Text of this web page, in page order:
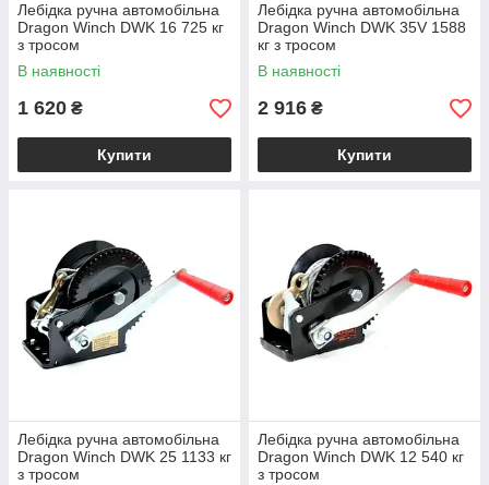
Лебідка ручна автомобільна
Dragon Winch DWK 16 725 кг
з тросом
В наявності
1 620 ₴
Купити
Лебідка ручна автомобільна
Dragon Winch DWK 35V 1588
кг з тросом
В наявності
2 916 ₴
Купити
Лебідка ручна автомобільна
Dragon Winch DWK 25 1133 кг
з тросом
Лебідка ручна автомобільна
Dragon Winch DWK 12 540 кг
з тросом